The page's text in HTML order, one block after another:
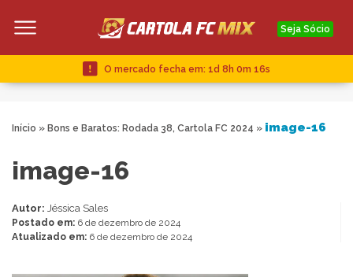
Seja Sócio
O mercado fecha em: 1d 8h 0m 15s
Início » Bons e Baratos: Rodada 38, Cartola FC 2024 » image-16
image-16
Autor: Jéssica Sales
Postado em: 6 de dezembro de 2024
Atualizado em: 6 de dezembro de 2024